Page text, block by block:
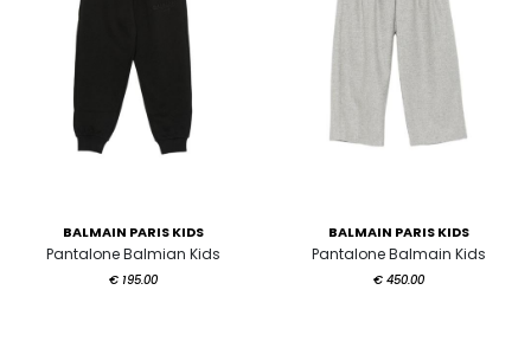
BALMAIN PARIS KIDS
Pantalone Balmian Kids
€ 195.00
BALMAIN PARIS KIDS
Pantalone Balmain Kids
€ 450.00